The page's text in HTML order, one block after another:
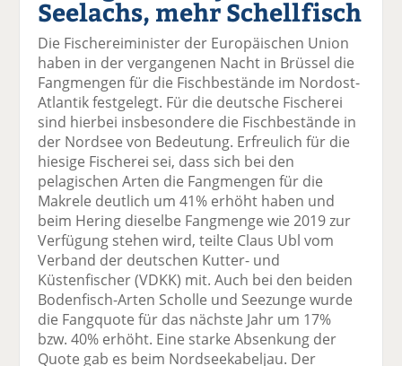
el
a
uf
F
ac
e
b
o
o
k
te
il
e
n
el
t
wi
tt
er
n
el
a
uf
Li
n
k
e
di
te
il
e
n
el
p
er
E
m
ai
l
v
n
d
e
el
D
ru
ck
e
Seelachs, mehr Schellfisch
Die Fischereiminister der Europäischen Union
haben in der vergangenen Nacht in Brüssel die
Fangmengen für die Fischbestände im Nordost-
Atlantik festgelegt. Für die deutsche Fischerei
sind hierbei insbesondere die Fischbestände in
der Nordsee von Bedeutung. Erfreulich für die
hiesige Fischerei sei, dass sich bei den
pelagischen Arten die Fangmengen für die
Makrele deutlich um 41% erhöht haben und
beim Hering dieselbe Fangmenge wie 2019 zur
Verfügung stehen wird, teilte Claus Ubl vom
Verband der deutschen Kutter- und
Küstenfischer (VDKK) mit. Auch bei den beiden
Bodenfisch-Arten Scholle und Seezunge wurde
die Fangquote für das nächste Jahr um 17%
bzw. 40% erhöht. Eine starke Absenkung der
Quote gab es beim Nordseekabeljau. Der